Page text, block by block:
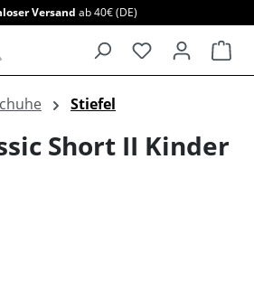
Versand ab 40€ (DE)
Stiefel
Short II Kinder